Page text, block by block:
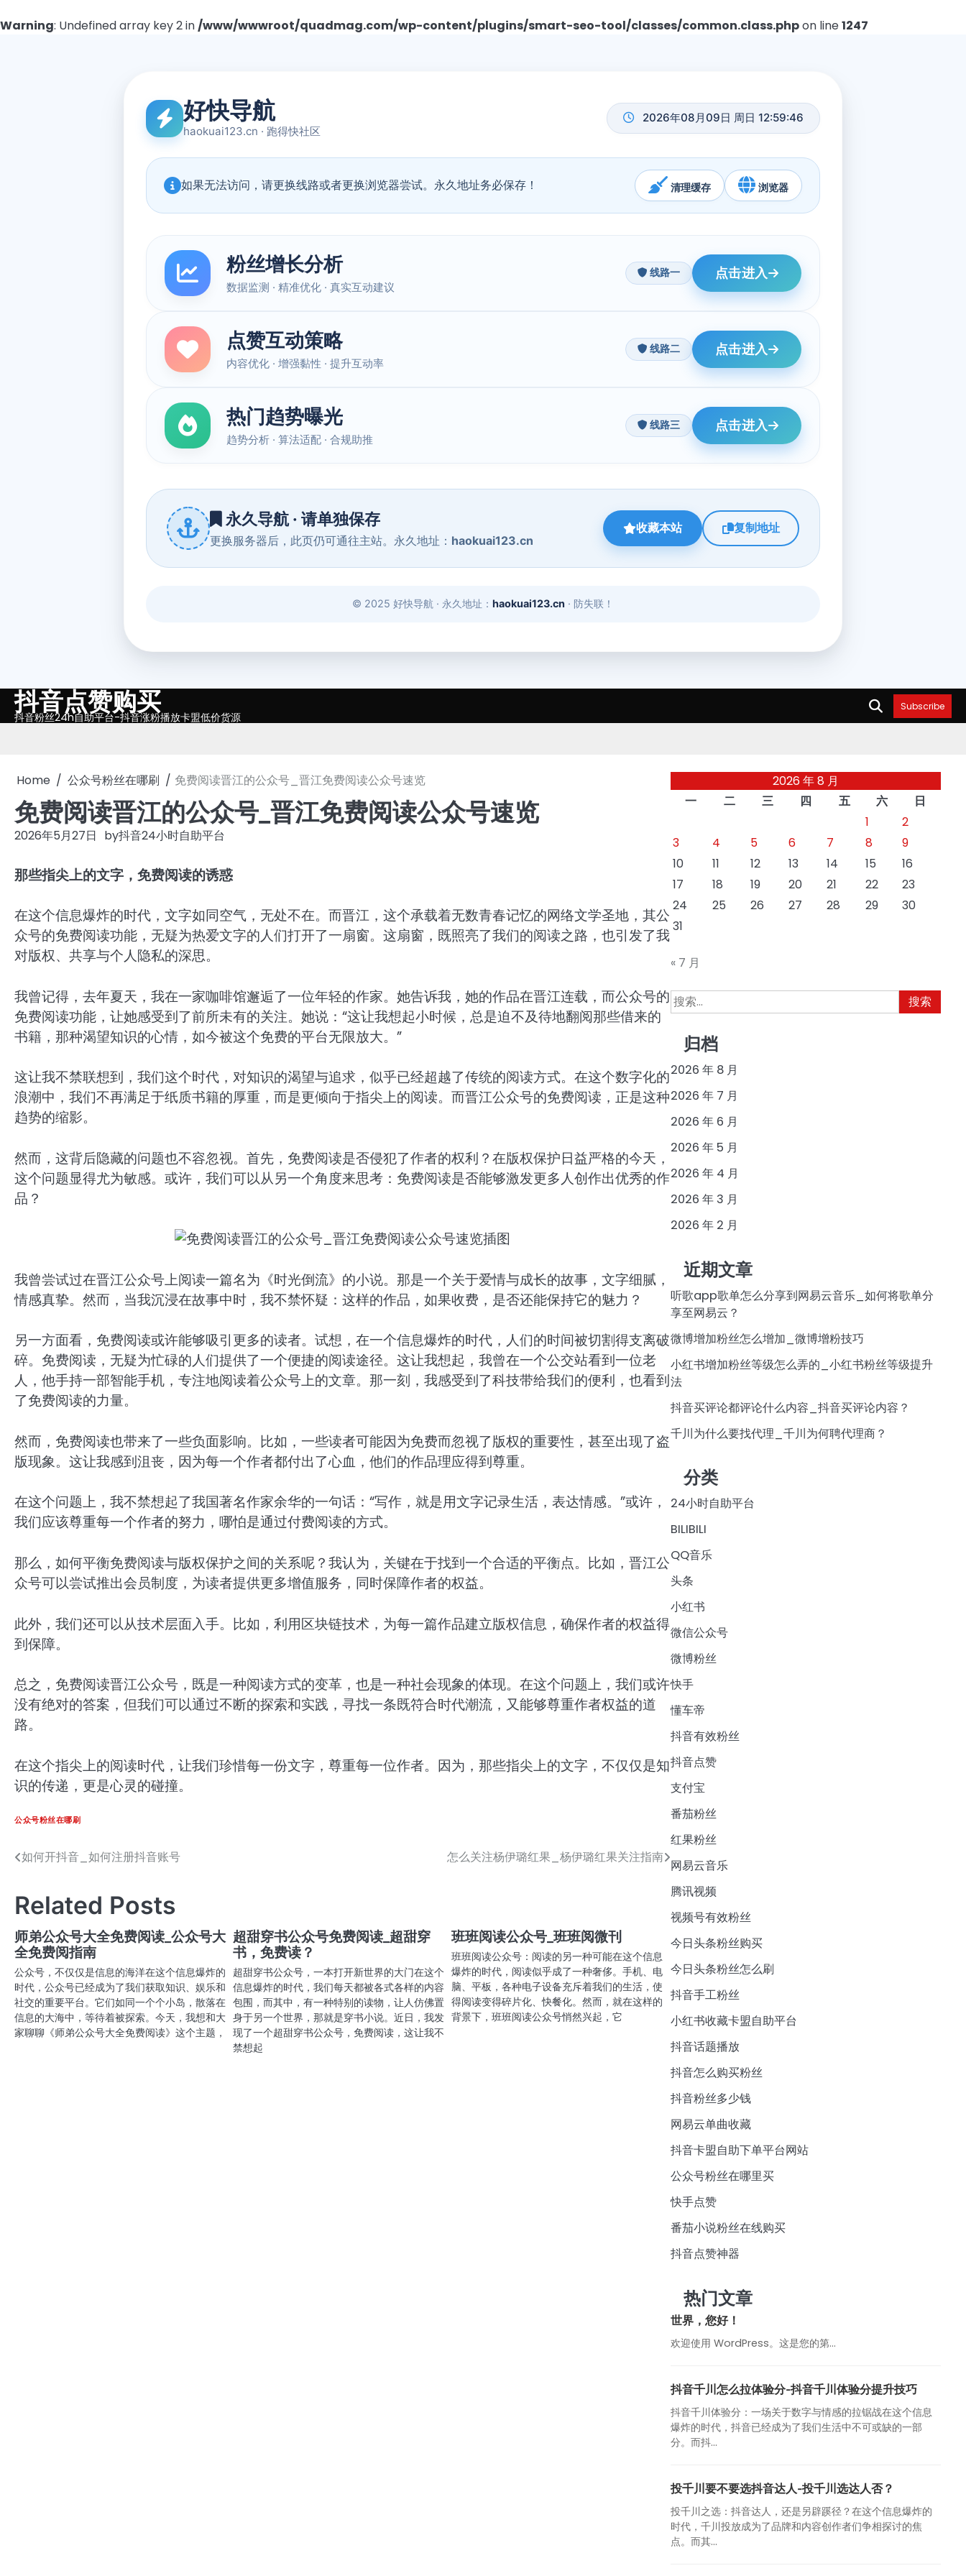
Warning: Undefined array key 2 in/www/wwwroot/quadmag.com/wp-content/plugins/smart-seo-tool/classes/common.class.phpon line1247
Skip抖音点赞购买
抖音粉丝24h自助平台-抖音涨粉播放卡盟低价货源
Subscribe
Home 公众号粉丝在哪刷 免费阅读晋江的公众号_晋江免费阅读公众号速览
免费阅读晋江的公众号_晋江免费阅读公众号速览
2026年5月27日 by抖音24小时自助平台
那些指尖上的文字，免费阅读的诱惑
在这个信息爆炸的时代，文字如同空气，无处不在。而晋江，这个承载着无数青春记忆的网络文学圣地，其公
众号的免费阅读功能，无疑为热爱文字的人们打开了一扇窗。这扇窗，既照亮了我们的阅读之路，也引发了我
对版权、共享与个人隐私的深思。
我曾记得，去年夏天，我在一家咖啡馆邂逅了一位年轻的作家。她告诉我，她的作品在晋江连载，而公众号的
免费阅读功能，让她感受到了前所未有的关注。她说：“这让我想起小时候，总是迫不及待地翻阅那些借来的
书籍，那种渴望知识的心情，如今被这个免费的平台无限放大。”
这让我不禁联想到，我们这个时代，对知识的渴望与追求，似乎已经超越了传统的阅读方式。在这个数字化的
浪潮中，我们不再满足于纸质书籍的厚重，而是更倾向于指尖上的阅读。而晋江公众号的免费阅读，正是这种
趋势的缩影。
然而，这背后隐藏的问题也不容忽视。首先，免费阅读是否侵犯了作者的权利？在版权保护日益严格的今天，
这个问题显得尤为敏感。或许，我们可以从另一个角度来思考：免费阅读是否能够激发更多人创作出优秀的作
品？
我曾尝试过在晋江公众号上阅读一篇名为《时光倒流》的小说。那是一个关于爱情与成长的故事，文字细腻，
情感真挚。然而，当我沉浸在故事中时，我不禁怀疑：这样的作品，如果收费，是否还能保持它的魅力？
另一方面看，免费阅读或许能够吸引更多的读者。试想，在一个信息爆炸的时代，人们的时间被切割得支离破
碎。免费阅读，无疑为忙碌的人们提供了一个便捷的阅读途径。这让我想起，我曾在一个公交站看到一位老
人，他手持一部智能手机，专注地阅读着公众号上的文章。那一刻，我感受到了科技带给我们的便利，也看到
了免费阅读的力量。
然而，免费阅读也带来了一些负面影响。比如，一些读者可能因为免费而忽视了版权的重要性，甚至出现了盗
版现象。这让我感到沮丧，因为每一个作者都付出了心血，他们的作品理应得到尊重。
在这个问题上，我不禁想起了我国著名作家余华的一句话：“写作，就是用文字记录生活，表达情感。”或许，
我们应该尊重每一个作者的努力，哪怕是通过付费阅读的方式。
那么，如何平衡免费阅读与版权保护之间的关系呢？我认为，关键在于找到一个合适的平衡点。比如，晋江公
众号可以尝试推出会员制度，为读者提供更多增值服务，同时保障作者的权益。
此外，我们还可以从技术层面入手。比如，利用区块链技术，为每一篇作品建立版权信息，确保作者的权益得
到保障。
总之，免费阅读晋江公众号，既是一种阅读方式的变革，也是一种社会现象的体现。在这个问题上，我们或许
没有绝对的答案，但我们可以通过不断的探索和实践，寻找一条既符合时代潮流，又能够尊重作者权益的道
路。
在这个指尖上的阅读时代，让我们珍惜每一份文字，尊重每一位作者。因为，那些指尖上的文字，不仅仅是知
识的传递，更是心灵的碰撞。
公众号粉丝在哪刷
文
导
航
如何开抖音_如何注册抖音账号 怎么关注杨伊璐红果_杨伊璐红果关注指南
Related Posts
师弟公众号大全免费阅读_公众号大
全免费阅指南
公众号，不仅仅是信息的海洋在这个信息爆炸的
时代，公众号已经成为了我们获取知识、娱乐和
社交的重要平台。它们如同一个个小岛，散落在
信息的大海中，等待着被探索。今天，我想和大
家聊聊《师弟公众号大全免费阅读》这个主题，
超甜穿书公众号免费阅读_超甜穿
书，免费读？
超甜穿书公众号，一本打开新世界的大门在这个
信息爆炸的时代，我们每天都被各式各样的内容
包围，而其中，有一种特别的读物，让人仿佛置
身于另一个世界，那就是穿书小说。近日，我发
现了一个超甜穿书公众号，免费阅读，这让我不
禁想起
班班阅读公众号_班班阅微刊
班班阅读公众号：阅读的另一种可能在这个信息
爆炸的时代，阅读似乎成了一种奢侈。手机、电
脑、平板，各种电子设备充斥着我们的生活，使
得阅读变得碎片化、快餐化。然而，就在这样的
背景下，班班阅读公众号悄然兴起，它
2026 年 8 月
一
二 三 四 五 六
日
1
2
3
4 5 6 7 8
9
10
11 12 13 14 15
16
17
18 19 20 21 22
23
24
25 26 27 28 29
30
31
« 7 月
搜
索：
归档
2026 年 8 月
2026 年 7 月
2026 年 6 月
2026 年 5 月
2026 年 4 月
2026 年 3 月
2026 年 2 月
近期文章
听歌app歌单怎么分享到网易云音乐_如何将歌单分
享至网易云？
微博增加粉丝怎么增加_微博增粉技巧
小红书增加粉丝等级怎么弄的_小红书粉丝等级提升
法
抖音买评论都评论什么内容_抖音买评论内容？
千川为什么要找代理_千川为何聘代理商？
分类
24小时自助平台
BILIBILI
QQ音乐
头条
小红书
微信公众号
微博粉丝
快手
懂车帝
抖音有效粉丝
抖音点赞
支付宝
番茄粉丝
红果粉丝
网易云音乐
腾讯视频
视频号有效粉丝
今日头条粉丝购买
今日头条粉丝怎么刷
抖音手工粉丝
小红书收藏卡盟自助平台
抖音话题播放
抖音怎么购买粉丝
抖音粉丝多少钱
网易云单曲收藏
抖音卡盟自助下单平台网站
公众号粉丝在哪里买
快手点赞
番茄小说粉丝在线购买
抖音点赞神器
热门文章
世界，您好！
欢迎使用 WordPress。这是您的第…
抖音千川怎么拉体验分-抖音千川体验分提升技巧
抖音千川体验分：一场关于数字与情感的拉锯战在这个信息
爆炸的时代，抖音已经成为了我们生活中不可或缺的一部
分。而抖...
投千川要不要选抖音达人-投千川选达人否？
投千川之选：抖音达人，还是另辟蹊径？在这个信息爆炸的
时代，千川投放成为了品牌和内容创作者们争相探讨的焦
点。而其...